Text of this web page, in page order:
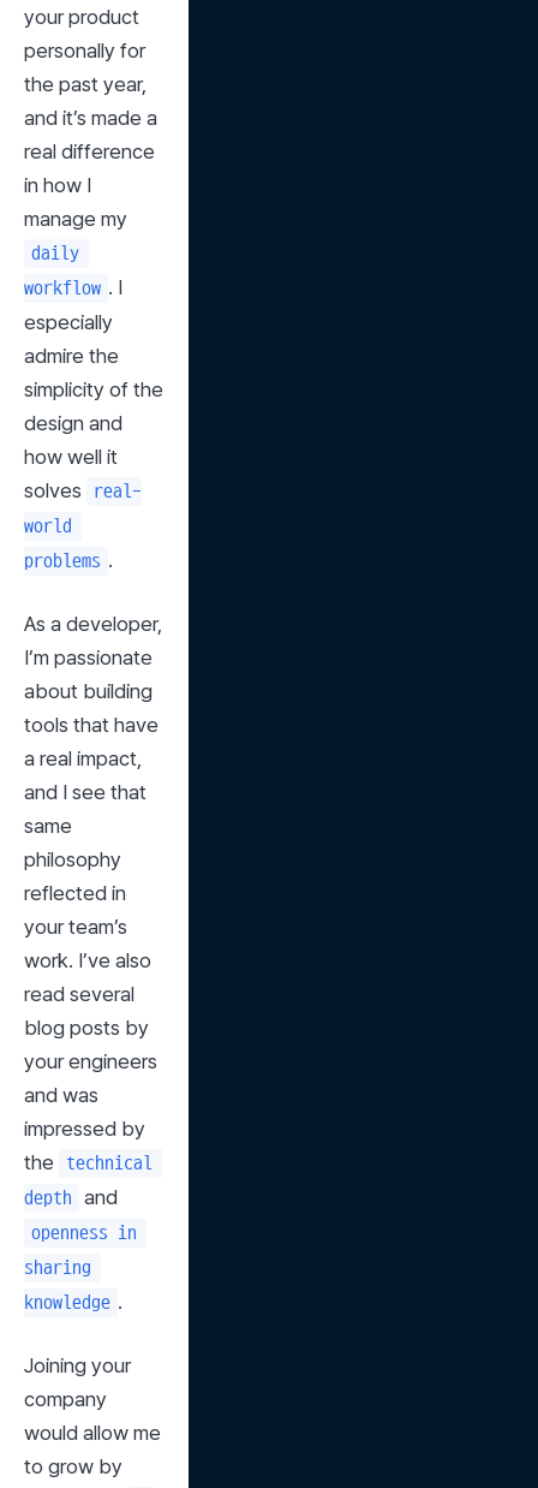
your product
personally for
the past year,
and it’s made a
real difference
in how I
daily
workflow . I
especially
admire the
simplicity of the
design and
how well it
solves
real-
world
problems .
As a developer,
I’m passionate
about building
tools that have
a real impact,
and I see that
same
philosophy
reflected in
your team’s
work. I’ve also
read several
blog posts by
your engineers
and was
impressed by
the
technical
depth
openness in
sharing
knowledge .
Joining your
company
would allow me
to grow by